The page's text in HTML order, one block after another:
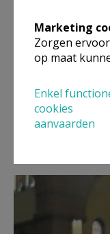
Een
verenigt
Marketing
Zorgen
op maat
Enkel
cookies
aanvaarden